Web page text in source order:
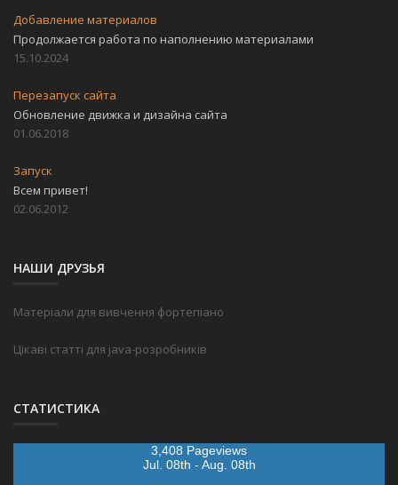
Добавление материалов
Продолжается работа по наполнению материалами
15.10.2024
Перезапуск сайта
Обновление движка и дизайна сайта
01.06.2018
Запуск
Всем привет!
02.06.2012
НАШИ ДРУЗЬЯ
Матеріали для вивчення фортепіано
Цікаві статті для java-розробників
СТАТИСТИКА
3,408 Pageviews
Jul. 08th - Aug. 08th